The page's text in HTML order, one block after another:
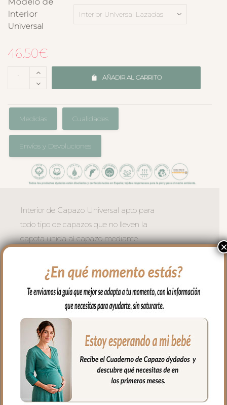
Interior
Universal
46.50€
AÑADIR AL CARRITO
Medidas Cualidades
Envíos y Devoluciones
Interior de Capazo Universal apto para
todo tipo de capazos que no lleven la
capota unida al capazo mediante
Vuelve el borde del todo el capazo.
En la zona del asa de la capota con tiras
para ajustar bien.
Este interior en tejido piqué liso; un piqué
de algodón, lleva relleno en todo el lateral,
vuelve el aro en todo el capazo. El
colchón siempre va encima. Necesitas
bajera o sabanita.
**No incluye bajera.
En la zona del asa de la capota se ajusta
×